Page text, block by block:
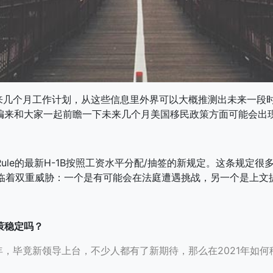
月工作计划，从这些信息里外界可以大概推测出未来一段
和大家一起前瞻一下未来几个月美国移民政策方面可能会出
最新H-1B按照工资水平分配/抽签的新规定。这条规定很
双重威胁：一个是有可能会在法庭遭遇挑战，另一个是上
定吗？
毕竟新领导上台，不少人都有了新期待，那么在2021年如